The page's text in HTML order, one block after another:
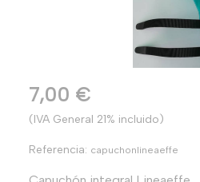
7,00 €
(IVA General 21% incluido)
Referencia: capuchonlineaeffe